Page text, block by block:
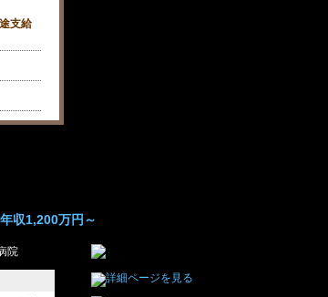
支給
収1,200万円～
院